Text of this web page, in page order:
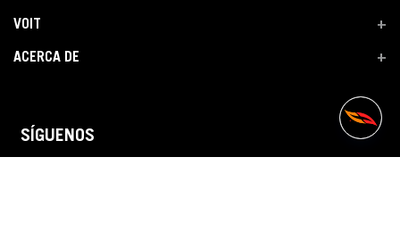
VOIT +
ACERCA DE +
SÍGUENOS